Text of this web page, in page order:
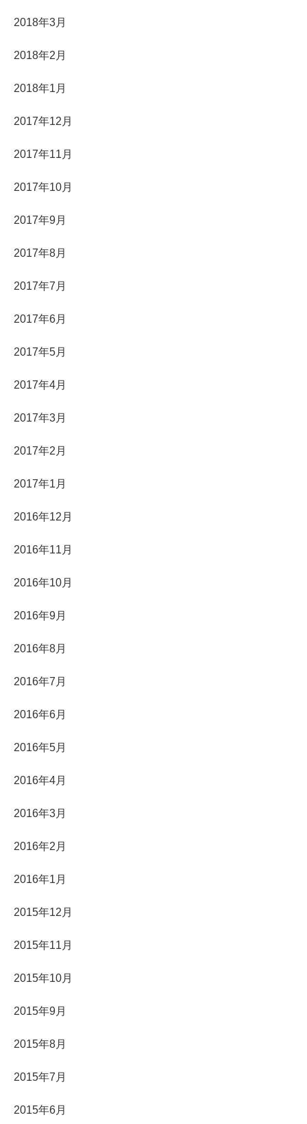
2018年3月
2018年2月
2018年1月
2017年12月
2017年11月
2017年10月
2017年9月
2017年8月
2017年7月
2017年6月
2017年5月
2017年4月
2017年3月
2017年2月
2017年1月
2016年12月
2016年11月
2016年10月
2016年9月
2016年8月
2016年7月
2016年6月
2016年5月
2016年4月
2016年3月
2016年2月
2016年1月
2015年12月
2015年11月
2015年10月
2015年9月
2015年8月
2015年7月
2015年6月